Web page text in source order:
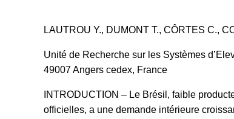
LAUTROU Y., DUMONT T., CÔRTES C.,
Unité de Recherche sur les Systèmes
49007 Angers cedex, France
INTRODUCTION – Le Brésil, faible
officielles, a une demande intérieure